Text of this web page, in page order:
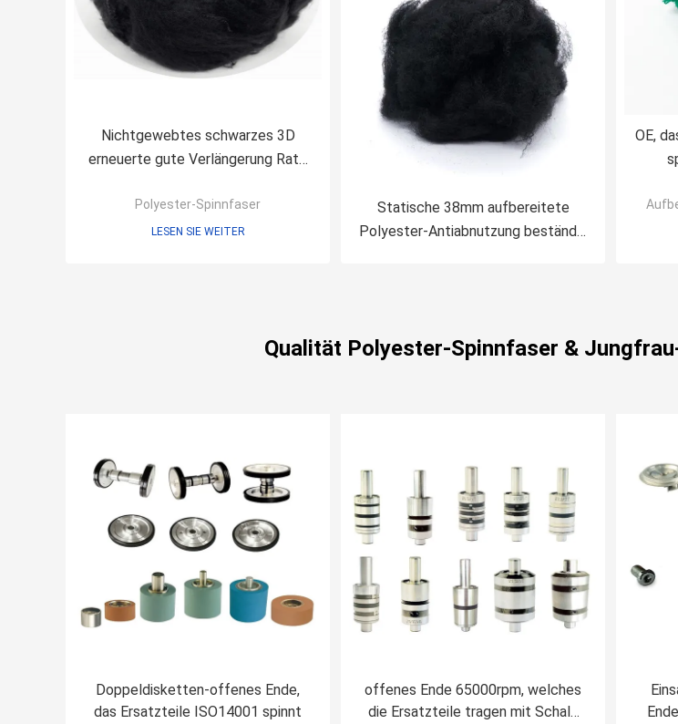
Nichtgewebtes schwarzes 3D
erneuerte gute Verlängerung Rate
Polyester-Spinnfaser
LESEN SIE WEITER
Statische 38mm aufbereitete
Polyester-Antiabnutzung beständig
OE,
Qualität Polyester-Spinnfaser &
Doppeldisketten-offenes Ende,
das Ersatzteile ISO14001 spinnt
offenes Ende 65000rpm, welches
die Ersatzteile tragen mit Schale